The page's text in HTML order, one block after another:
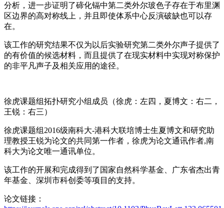
分析，进一步证明了碲化镉中第二类外尔玻色子存在于布里渊
区边界的高对称线上，并且即使体系中心反演破缺也可以存
在。
该工作的研究结果不仅为以后实验研究第二类外尔声子提供了
的有价值的候选材料，而且提供了在现实材料中实现对称保护
的非平凡声子及相关应用的途径。
徐虎课题组拓扑研究小组成员（徐虎：左四，夏博文：右二，
王锐：右三）
徐虎课题组2016级南科大-港科大联培博士生夏博文和研究助
理教授王锐为论文的共同第一作者，徐虎为论文通讯作者,南
科大为论文唯一通讯单位。
该工作的开展和完成得到了国家自然科学基金、广东省杰出青
年基金、深圳市科创委等项目的支持。
论文链接：